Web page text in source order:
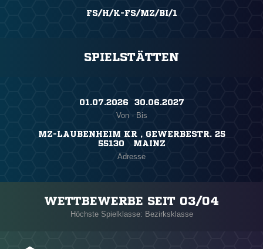
FS/H/K-FS/MZ/BI/1
SPIELSTÄTTEN
01.07.2026 ​ 30.06.2027
Von - Bis
MZ-LAUBENHEIM KR , GEWERBESTR. 25
55130 MAINZ
Adresse
WETTBEWERBE SEIT 03/04
Höchste Spielklasse: Bezirksklasse